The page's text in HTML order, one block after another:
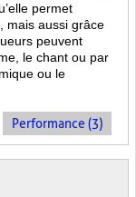
permet
mais aussi grâce
peuvent
le chant ou par
ou le
Performance (3)